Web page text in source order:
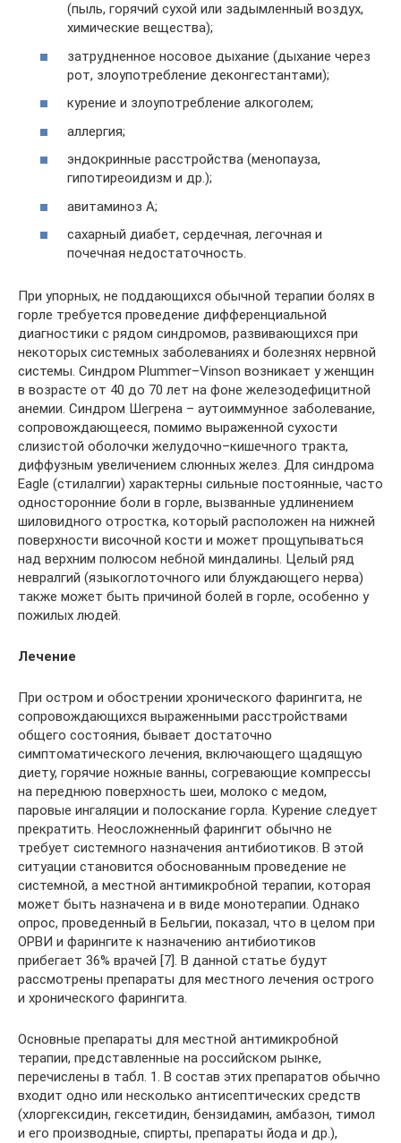
(пыль, горячий сухой или задымленный воздух,
химические вещества);
затрудненное носовое дыхание (дыхание через
рот, злоупотребление деконгестантами);
курение и злоупотребление алкоголем;
аллергия;
эндокринные расстройства (менопауза,
гипотиреоидизм и др.);
авитаминоз А;
сахарный диабет, сердечная, легочная и
почечная недостаточность.
При упорных, не поддающихся обычной терапии болях в
горле требуется проведение дифференциальной
диагностики с рядом синдромов, развивающихся при
некоторых системных заболеваниях и болезнях нервной
системы. Синдром Plummer–Vinson возникает у женщин
в возрасте от 40 до 70 лет на фоне железодефицитной
анемии. Синдром Шегрена – аутоиммунное заболевание,
сопровождающееся, помимо выраженной сухости
слизистой оболочки желудочно–кишечного тракта,
диффузным увеличением слюнных желез. Для синдрома
Eagle (стилалгии) характерны сильные постоянные, часто
односторонние боли в горле, вызванные удлинением
шиловидного отростка, который расположен на нижней
поверхности височной кости и может прощупываться
над верхним полюсом небной миндалины. Целый ряд
невралгий (языкоглоточного или блуждающего нерва)
также может быть причиной болей в горле, особенно у
пожилых людей.
Лечение
При остром и обострении хронического фарингита, не
сопровождающихся выраженными расстройствами
общего состояния, бывает достаточно
симптоматического лечения, включающего щадящую
диету, горячие ножные ванны, согревающие компрессы
на переднюю поверхность шеи, молоко с медом,
паровые ингаляции и полоскание горла. Курение следует
прекратить. Неосложненный фарингит обычно не
требует системного назначения антибиотиков. В этой
ситуации становится обоснованным проведение не
системной, а местной антимикробной терапии, которая
может быть назначена и в виде монотерапии. Однако
опрос, проведенный в Бельгии, показал, что в целом при
ОРВИ и фарингите к назначению антибиотиков
прибегает 36% врачей [7]. В данной статье будут
рассмотрены препараты для местного лечения острого
и хронического фарингита.
Основные препараты для местной антимикробной
терапии, представленные на российском рынке,
перечислены в табл. 1. В состав этих препаратов обычно
входит одно или несколько антисептических средств
(хлоргексидин, гексетидин, бензидамин, амбазон, тимол
и его производные, спирты, препараты йода и др.),